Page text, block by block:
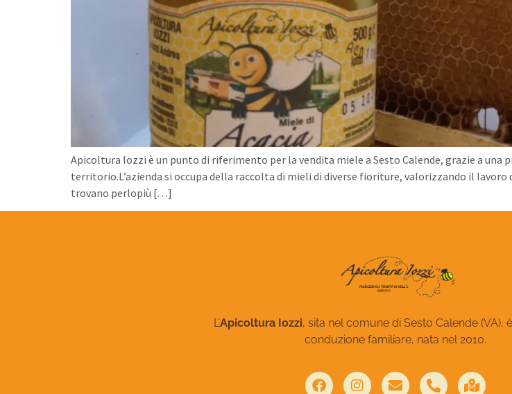
Apicoltura Iozzi è un punto di riferimento per la vendita miele a Sesto Calende, grazie a
territorio.L’azienda si occupa della raccolta di mieli di diverse fioriture, valorizzando il
trovano perlopiù […]
L’Apicoltura Iozzi, sita nel comune di Sesto Calende (VA),
conduzione familiare, nata nel 2010.